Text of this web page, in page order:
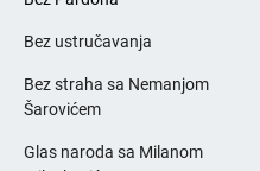
Bez ustručavanja
Bez straha sa Nemanjom
Šarovićem
Glas naroda sa Milanom